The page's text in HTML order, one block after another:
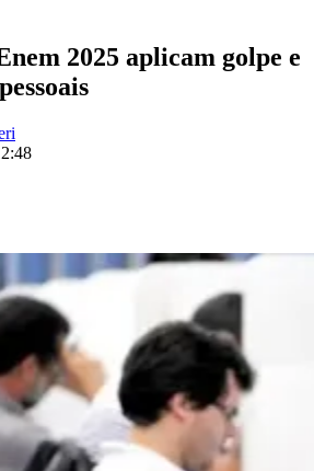
o maior da região
de notícias da região. Planos a partir de
de Empresas
Cotações em Tempo Real